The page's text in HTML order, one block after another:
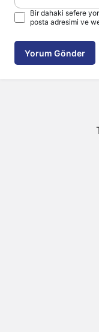
Bir dahaki sefere
posta adresimi ve
Yorum Gönder